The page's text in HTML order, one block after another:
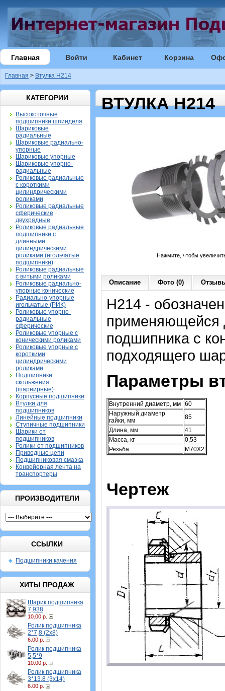
Главная Войти Кабинет Корзина
Главная > Втулка H214
КАТЕГОРИИ
Высокоточные
подшипники шпинделя
Шариковые
радиальные
Шариковые радиально-
упорные
Шариковые упорные
Шариковые упорно-
радиальные
Роликовые радиальные
с короткими
цилиндрическими
роликами
Роликовые радиальные
сферические
двухрядные
Роликовые радиальные
подшипники с
длинными
цилиндрическими
роликами (игольчатые
подшипники)
Роликовые радиальные
с витыми роликами
Роликовые радиально-
упорные конические
Радиально-упорные
игольчатые (РИК)
Роликовые упорно-
радиальные
сферические
Роликовые упорные с
коническими роликами
Роликовые упорные с
короткими
цилиндрическими
роликами
Подшипники
скольжения
(шарнирные)
Корпусные подшипники
Втулки для
подшипников
Линейные подшипники
Ступичные подшипники
Шарики от
подшипников
Ролики от подшипников
Приводные цепи
Подшипниковая смазка
Конвейерная лента на
транспортеры
ПРОИЗВОДИТЕЛИ
ССЫЛКИ
Подшипники качения
ХИТЫ ПРОДАЖ
Шарик подшипника
7,938
10.00 р.
Ролик подшипника
2*7,8 (2х8)
6.00 р.
Ролик подшипника
5,5*9
10.00 р.
Ролик подшипника
3*13,8 (3х14)
6.00 р.
ВТУЛКА H214
Нажмите, чтобы
Описание Фото (0)
H214 -
применяющейся
подшипника с
подходящего
Параметры
Внутренний диаметр, мм 60
Наружный диаметр
гайки, мм
85
Длина, мм
41
Масса, кг
0,53
Резьба
M70X2
Чертеж